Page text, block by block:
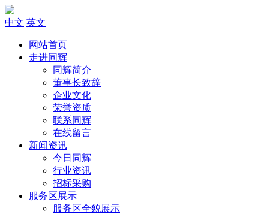
中文 英文
网站首页
走进同辉
同辉简介
董事长致辞
企业文化
荣誉资质
联系同辉
在线留言
新闻资讯
今日同辉
行业资讯
招标采购
服务区展示
服务区全貌展示